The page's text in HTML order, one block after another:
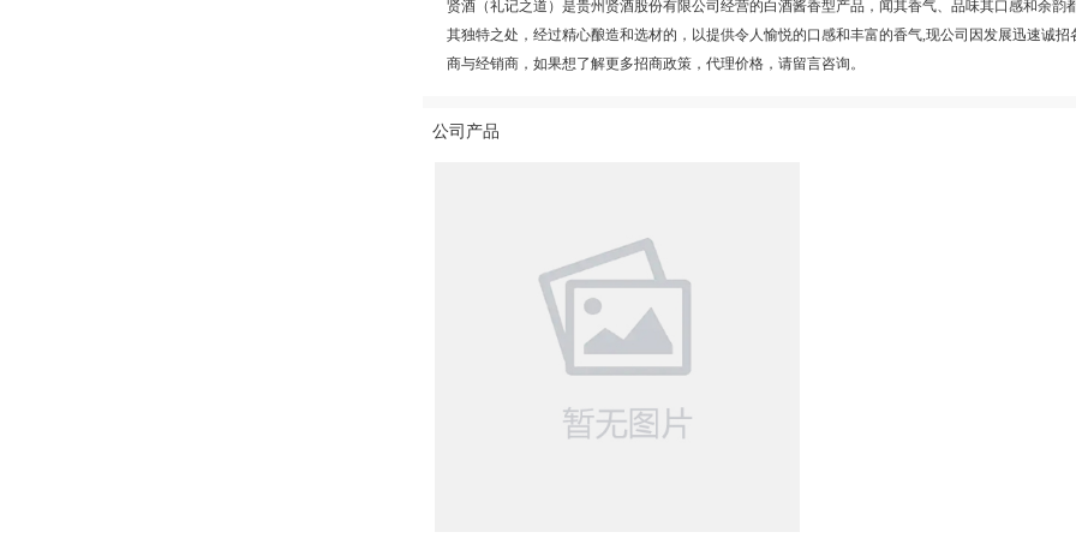
贤酒（礼记之道）是贵州贤酒股份有限公司经营的白酒酱香型产品，闻其香气、品味其口感和余韵
其独特之处，经过精心酿造和选材的，以提供令人愉悦的口感和丰富的香气,现公司因发展迅速诚招
商与经销商，如果想了解更多招商政策，代理价格，请留言咨询。
公司产品